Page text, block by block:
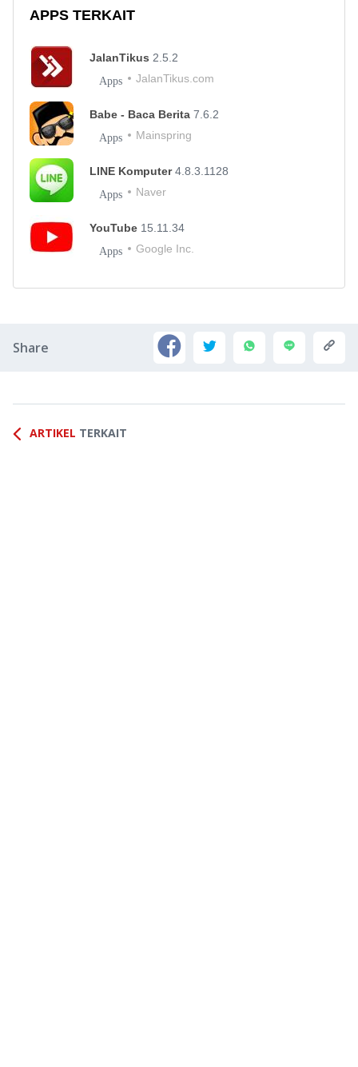
APPS TERKAIT
JalanTikus 2.5.2
Apps JalanTikus.com
Babe - Baca Berita 7.6.2
Apps Mainspring
LINE Komputer4.8.3.1128
Apps Naver
YouTube 15.11.34
Apps Google Inc.
Share
ARTIKEL TERKAIT